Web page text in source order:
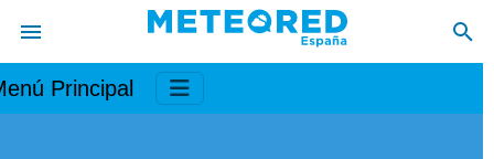
Principal